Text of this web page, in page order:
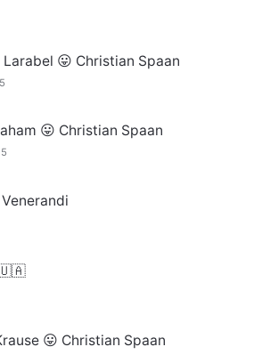
😛 Christian Spaan
😛 Christian Spaan
🇺🇦
😛 Christian Spaan